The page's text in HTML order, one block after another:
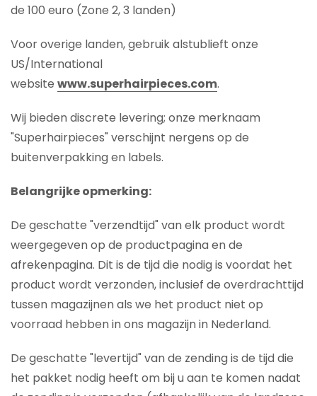
de 100 euro (Zone 2, 3 landen)
Voor overige landen, gebruik alstublieft onze
US/International
website www.superhairpieces.com.
Wij bieden discrete levering; onze merknaam
"Superhairpieces" verschijnt nergens op de
buitenverpakking en labels.
Belangrijke opmerking:
De geschatte "verzendtijd" van elk product wordt
weergegeven op de productpagina en de
afrekenpagina. Dit is de tijd die nodig is voordat het
product wordt verzonden, inclusief de overdrachttijd
tussen magazijnen als we het product niet op
voorraad hebben in ons magazijn in Nederland.
De geschatte "levertijd" van de zending is de tijd die
het pakket nodig heeft om bij u aan te komen nadat